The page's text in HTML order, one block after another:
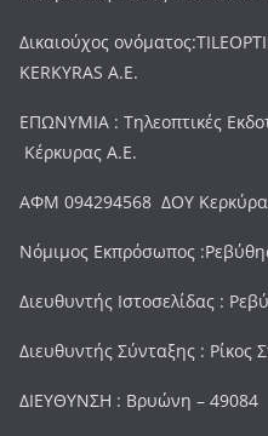
Δικαιούχος
KERKYRAS A.E.
ΕΠΩΝΥΜΙΑ : Τηλεοπτικές
Κέρκυρας Α.Ε.
ΑΦΜ 094294568 ΔΟΥ
Νόμιμος Εκπρόσωπος
Διευθυντής Ιστοσελίδας :
Διευθυντής Σύνταξης : Ρίκος
ΔΙΕΥΘΥΝΣΗ : Βρυώνη – 49084